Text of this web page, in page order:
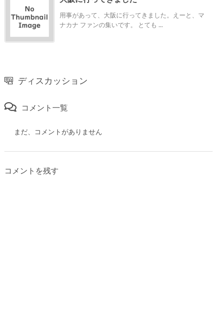
用事があって、大阪に行ってきました。えーと、マ
ナカナ ファンの集いです。 とても ...
ディスカッション
コメント一覧
まだ、コメントがありません
コメントを残す